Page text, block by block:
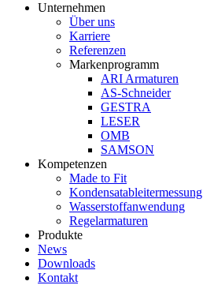
Unternehmen
Über uns
Karriere
Referenzen
Markenprogramm
ARI Armaturen
AS-Schneider
GESTRA
LESER
OMB
SAMSON
Kompetenzen
Made to Fit
Kondensat­ableiter­messung
Wasserstoff­anwendung
Regel­arma­turen
Produkte
News
Downloads
Kontakt